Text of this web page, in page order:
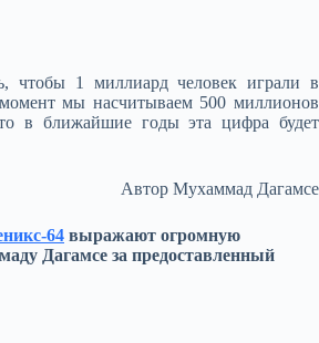
чтобы 1 миллиард человек играли в
мы насчитываем 500 миллионов
в ближайшие годы эта цифра будет
Автор Мухаммад Дагамсe
64 выражают огромную
Дагамсe за предоставленный